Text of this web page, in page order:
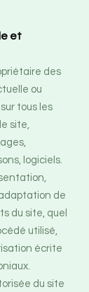
et
des
ou
tous les
site,
logiciels.
de
du site, quel
utilisé,
écrite
du site